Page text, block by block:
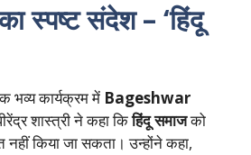
स्पष्ट संदेश – ‘हिंदू
भव्य कार्यक्रम में Bageshwar
शास्त्री ने कहा किहिंदू समाजको
नहीं किया जा सकता। उन्होंने कहा,